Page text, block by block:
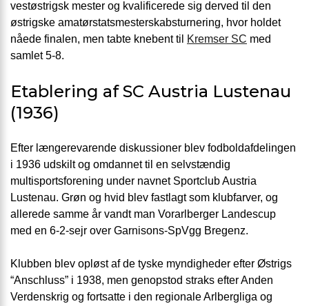
vestøstrigsk mester og kvalificerede sig derved til den
østrigske amatørstatsmesterskabsturnering, hvor holdet
nåede finalen, men tabte knebent til
Kremser SC med
samlet 5-8.
Etablering af SC Austria Lustenau
(1936)
Efter længerevarende diskussioner blev fodboldafdelingen
i 1936 udskilt og omdannet til en selvstændig
multisportsforening under navnet Sportclub Austria
Lustenau. Grøn og hvid blev fastlagt som klubfarver, og
allerede samme år vandt man Vorarlberger Landescup
med en 6-2-sejr over Garnisons-SpVgg Bregenz.
Klubben blev opløst af de tyske myndigheder efter Østrigs
“Anschluss” i 1938, men genopstod straks efter Anden
Verdenskrig og fortsatte i den regionale Arlbergliga og